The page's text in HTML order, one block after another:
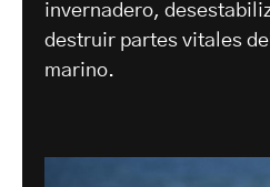
invernadero,
destruir partes vitales
marino.